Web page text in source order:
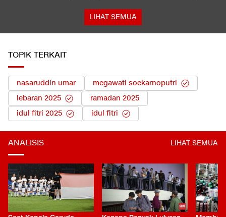
LIHAT SEMUA
TOPIK TERKAIT
nasaruddin umar
megawati soekarnoputri
lebaran 2025
ramadan 2025
idul fitri 2025
idul fitri
ANALISIS LIHAT SEMUA